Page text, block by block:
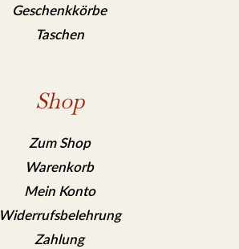
Geschenkkörbe
Taschen
Shop
Zum Shop
Warenkorb
Mein Konto
Widerrufsbelehrung
Zahlung